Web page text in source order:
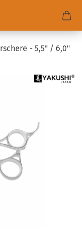
- 5,5" / 6,0"